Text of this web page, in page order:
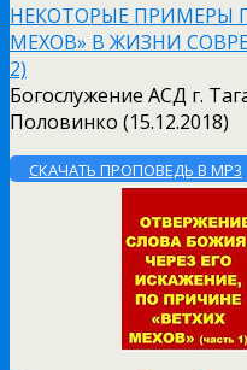
НЕКОТОРЫЕ ПРИМЕРЫ
МЕХОВ» В ЖИЗНИ
2)
Богослужение АСД г.
Половинко (15.12.2018)
СКАЧАТЬ ПРОПОВЕДЬ В MP3